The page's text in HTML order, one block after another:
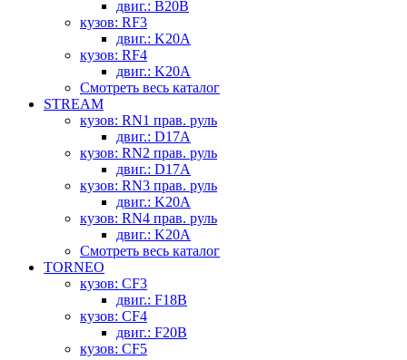
двиг.: B20B
кузов: RF3
двиг.: K20A
кузов: RF4
двиг.: K20A
Смотреть весь каталог
STREAM
кузов: RN1 прав. руль
двиг.: D17A
кузов: RN2 прав. руль
двиг.: D17A
кузов: RN3 прав. руль
двиг.: K20A
кузов: RN4 прав. руль
двиг.: K20A
Смотреть весь каталог
TORNEO
кузов: CF3
двиг.: F18B
кузов: CF4
двиг.: F20B
кузов: CF5